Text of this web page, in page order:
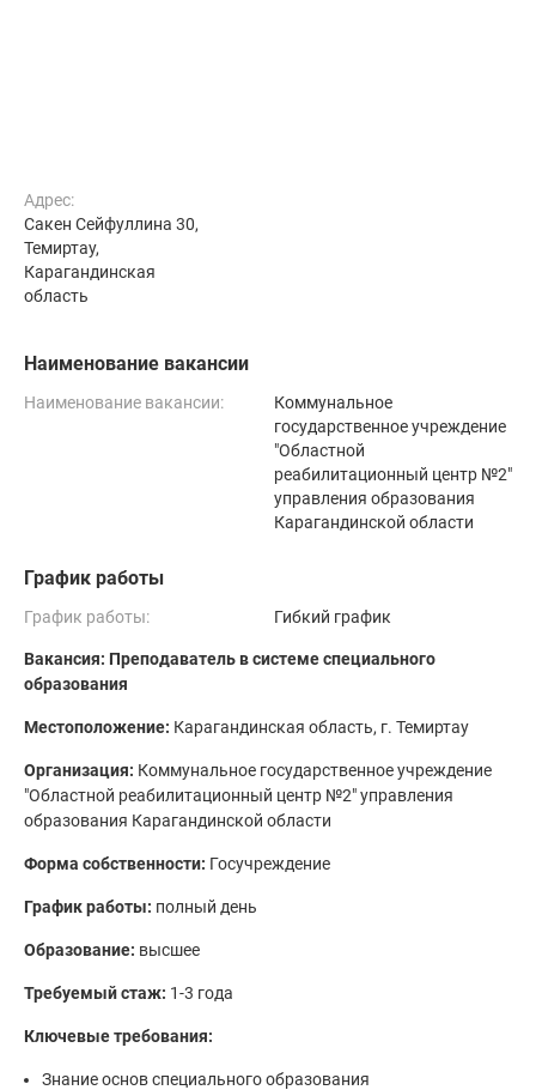
Адрес:
Сакен Сейфуллина 30,
Темиртау,
Карагандинская
область
Наименование вакансии
Наименование вакансии:
Коммунальное
государственное учреждение
"Областной
реабилитационный центр №2"
управления образования
Карагандинской области
График работы
График работы: Гибкий график
Вакансия: Преподаватель в системе специального
образования
Местоположение: Карагандинская область, г. Темиртау
Организация: Коммунальное государственное учреждение
"Областной реабилитационный центр №2" управления
образования Карагандинской области
Форма собственности: Госучреждение
График работы: полный день
Образование: высшее
Требуемый стаж: 1-3 года
Ключевые требования:
Знание основ специального образования